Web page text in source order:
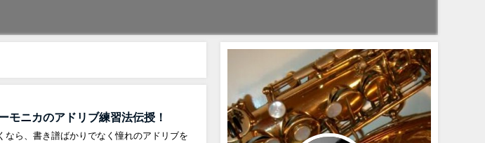
モニカのアドリブ練習法伝授！
ら、書き譜ばかりでなく憧れのアドリブを